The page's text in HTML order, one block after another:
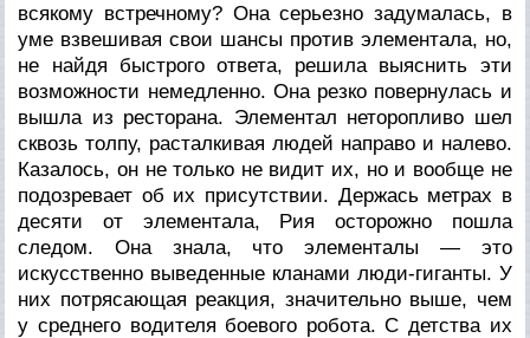
всякому встречному? Она серьезно задумалась, в
уме взвешивая свои шансы против элементала, но,
не найдя быстрого ответа, решила выяснить эти
возможности немедленно. Она резко повернулась и
вышла из ресторана. Элементал неторопливо шел
сквозь толпу, расталкивая людей направо и налево.
Казалось, он не только не видит их, но и вообще не
подозревает об их присутствии. Держась метрах в
десяти от элементала, Рия осторожно пошла
следом. Она знала, что элементалы — это
искусственно выведенные кланами люди-гиганты. У
них потрясающая реакция, значительно выше, чем
у среднего водителя боевого робота. С детства их